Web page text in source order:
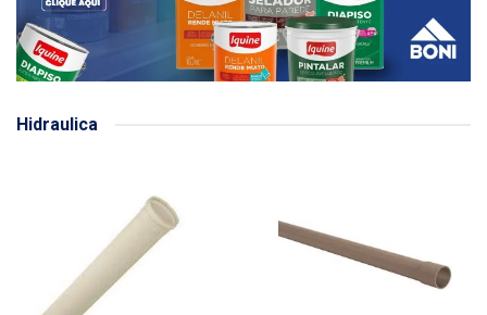
Hidraulica